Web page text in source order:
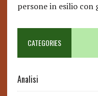
persone in esilio
CATEGORIES
Analisi